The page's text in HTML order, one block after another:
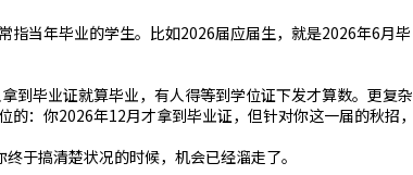
当年毕业的学生。比如2026届应届生，就是2026年6月毕
到毕业证就算毕业，有人得等到学位证下发才算数。更复杂
：你2026年12月才拿到毕业证，但针对你这一届的秋招，
搞清楚状况的时候，机会已经溜走了。